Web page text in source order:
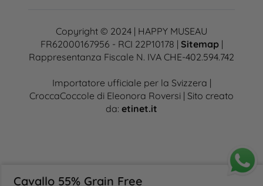
Cavallo 55% Grain Free
Copyright © 2024 | HAPPY MUSEAU
FR62000167956 - RCI 22P10178 | Sitemap|
Rappresentanza Fiscale N. IVA CHE-402.594.742
Importatore ufficiale per la Svizzera |
CroccaCoccole di Eleonora Roversi | Sito creato
da: etinet.it